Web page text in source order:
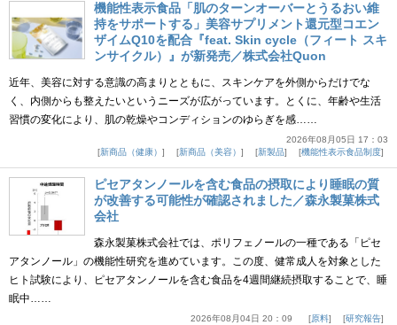
機能性表示食品「肌のターンオーバーとうるおい維
持をサポートする」美容サプリメント還元型コエン
ザイムQ10を配合『feat. Skin cycle（フィート スキ
ンサイクル）』が新発売／株式会社Quon
近年、美容に対する意識の高まりとともに、スキンケアを外側からだけでな
く、内側からも整えたいというニーズが広がっています。とくに、年齢や生活
習慣の変化により、肌の乾燥やコンディションのゆらぎを感……
2026年08月05日 17：03
新商品（健康）
新商品（美容） 新製品 機能性表示食品制度
ピセアタンノールを含む食品の摂取により睡眠の質
が改善する可能性が確認されました／森永製菓株式
会社
森永製菓株式会社では、ポリフェノールの一種である「ピセ
アタンノール」の機能性研究を進めています。この度、健常成人を対象とした
ヒト試験により、ピセアタンノールを含む食品を4週間継続摂取することで、睡
眠中……
2026年08月04日 20：09 原料 研究報告